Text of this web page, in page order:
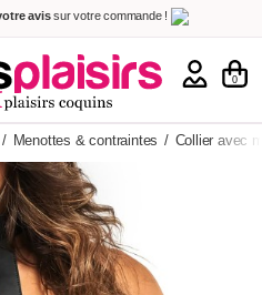
avissur votre commande !
Décidez quand payer !
€ ! (Offerte dès 69,00€ d'achat)
0
/ Menottes & contraintes / Collier avec